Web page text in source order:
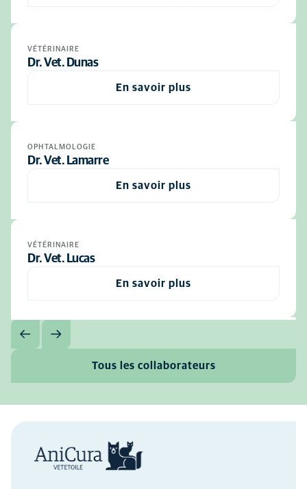
VÉTÉRINAIRE
Dr. Vet. Dunas
En savoir plus
OPHTALMOLOGIE
Dr. Vet. Lamarre
En savoir plus
VÉTÉRINAIRE
Dr. Vet. Lucas
En savoir plus
Tous les collaborateurs